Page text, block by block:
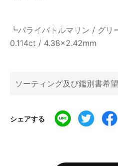
┗パライバトルマリン / グリ
0.114ct / 4.38x2.42mm
ソーティング及び鑑別書希
シェアする